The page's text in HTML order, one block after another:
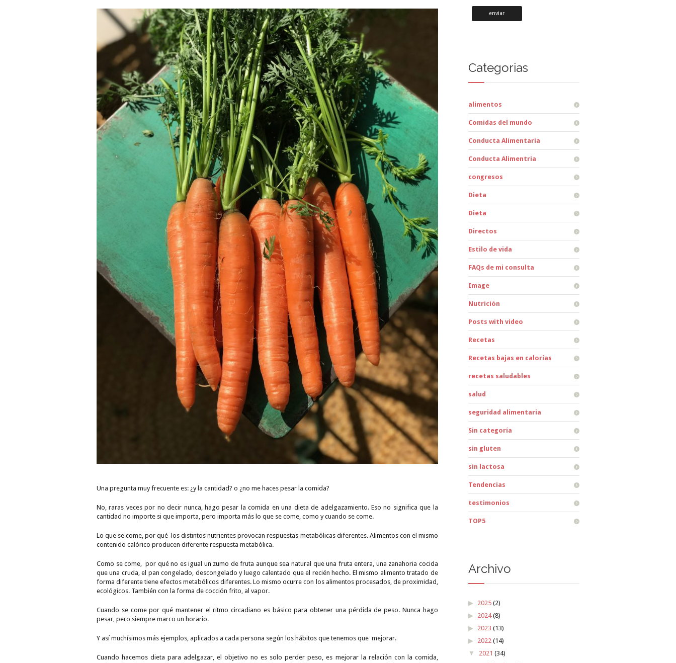
Una pregunta muy frecuente es: ¿y la cantidad? o ¿no me haces pesar la comida?
No, raras veces por no decir nunca, hago pesar la comida en una dieta de adelgazamiento. Eso no significa que la
cantidad no importe si que importa, pero importa más lo que se come, como y cuando se come.
Lo que se come, por qué los distintos nutrientes provocan respuestas metabólicas diferentes. Alimentos con el mismo
contenido calórico producen diferente respuesta metabólica.
Como se come, por qué no es igual un zumo de fruta aunque sea natural que una fruta entera, una zanahoria cocida
que una cruda, el pan congelado, descongelado y luego calentado que el recién hecho. El mismo alimento tratado de
forma diferente tiene efectos metabólicos diferentes. Lo mismo ocurre con los alimentos procesados, de proximidad,
ecológicos. También con la forma de cocción frito, al vapor.
Cuando se come por qué mantener el ritmo circadiano es básico para obtener una pérdida de peso. Nunca hago
pesar, pero siempre marco un horario.
Y así muchísimos más ejemplos, aplicados a cada persona según los hábitos que tenemos que mejorar.
Cuando hacemos dieta para adelgazar, el objetivo no es solo perder peso, es mejorar la relación con la comida,
Categorias
alimentos
Comidas del mundo
Conducta Alimentaria
Conducta Alimentria
congresos
Dieta
Dieta
Directos
Estilo de vida
FAQs de mi consulta
Image
Nutrición
Posts with video
Recetas
Recetas bajas en calorías
recetas saludables
salud
seguridad alimentaria
Sin categoría
sin gluten
sin lactosa
Tendencias
testimonios
TOP5
Archivo
2025 (2)
2024(8)
2023 (13)
2022 (14)
2021 (34)